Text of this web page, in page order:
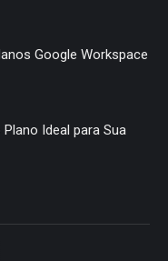
Google Workspace
Ideal para Sua